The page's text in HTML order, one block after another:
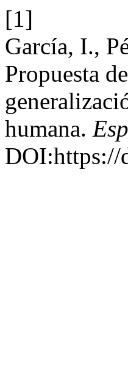
[1]
García, I.,
Propuesta
humana.
DOI:https://